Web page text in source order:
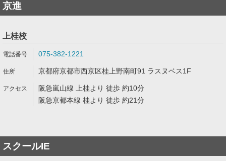
京進
上桂校
075-382-1221
京都府京都市西京区桂上野南町91 ラスヌベス1F
阪急嵐山線 上桂より 徒歩 約10分
阪急京都本線 桂より 徒歩 約21分
スクールIE